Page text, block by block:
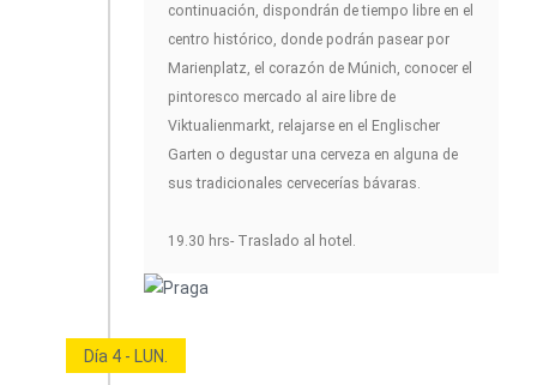
continuación, dispondrán de tiempo libre en el
centro histórico, donde podrán pasear por
Marienplatz, el corazón de Múnich, conocer el
pintoresco mercado al aire libre de
Viktualienmarkt, relajarse en el Englischer
Garten o degustar una cerveza en alguna de
sus tradicionales cervecerías bávaras.
19.30 hrs- Traslado al hotel.
Día 4 - LUN.